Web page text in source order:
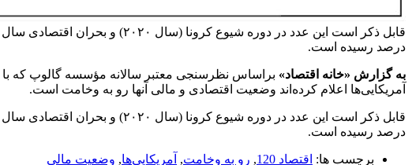
درصد رسیده است.
به گزارش «خانه اقتصاد»
آمریکایی‌ها اعلام کرده‌اند وضعیت اقتصادی و مالی آنها رو به وخامت است.
درصد رسیده است.
برچسب ها: اقتصاد 120 , رو به وخامت, آمریکایی‌ها, وضعیت مالی‌